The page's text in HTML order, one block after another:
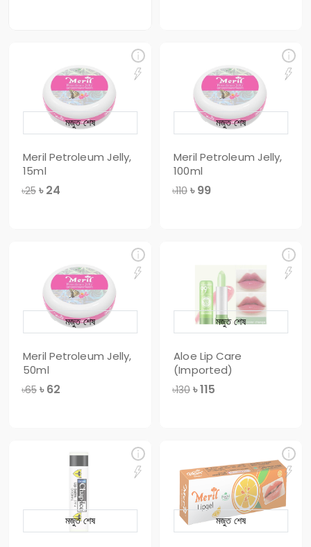
Meril Petroleum Jelly,
15ml
৳25 ৳ 24
মজুত শেষ
Meril Petroleum Jelly,
100ml
৳110 ৳ 99
মজুত শেষ
Meril Petroleum Jelly,
50ml
৳65 ৳ 62
মজুত শেষ
Aloe Lip Care
(Imported)
৳130 ৳115
মজুত শেষ
মজুত শেষ মজুত শেষ